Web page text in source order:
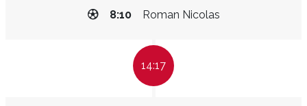
Roman Nicolas
8:10
14:17